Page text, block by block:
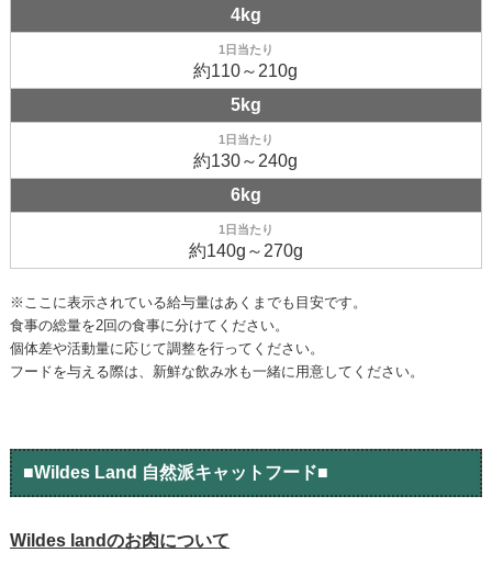
4kg
約110～210g
5kg
約130～240g
6kg
約140g～270g
※ここに表示されている給与量はあくまでも目安です。
食事の総量を2回の食事に分けてください。
個体差や活動量に応じて調整を行ってください。
フードを与える際は、新鮮な飲み水も一緒に用意してください。
■Wildes Land 自然派キャットフード■
Wildes landのお肉について